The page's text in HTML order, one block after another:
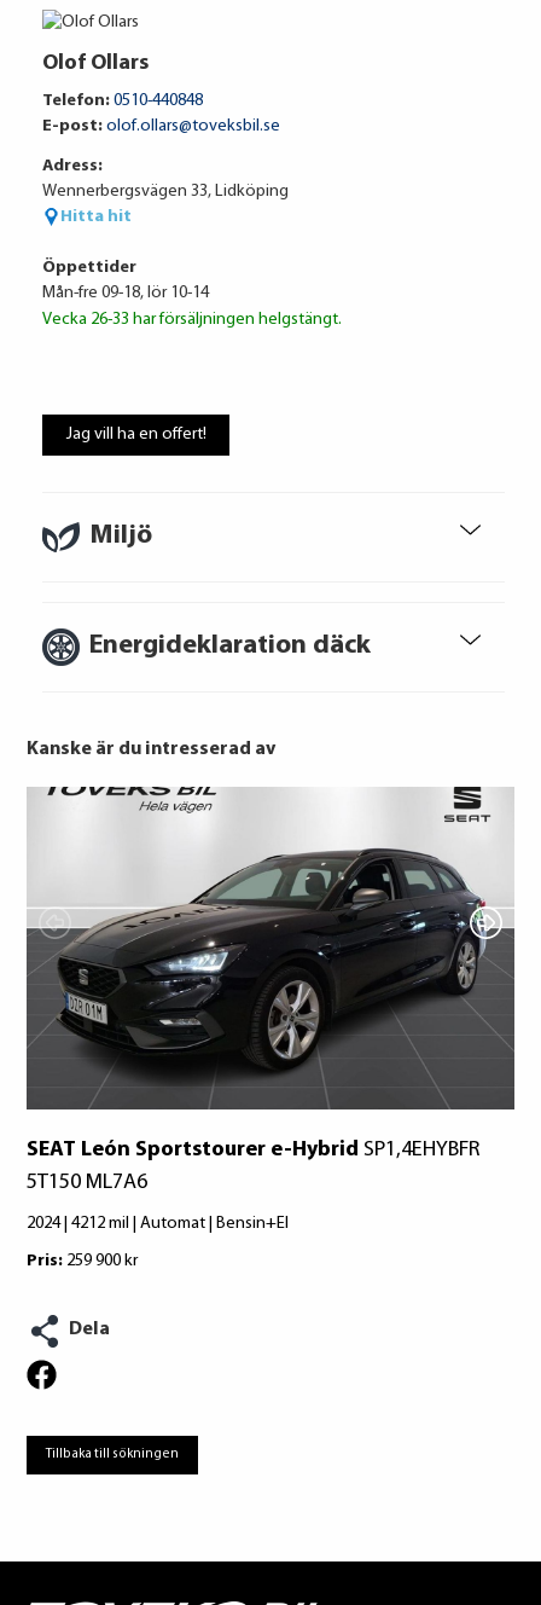
Miljö
Energideklaration däck
Bridgestone
Volkswagen Financial Services
Ränta
Det kan leda till svårigheter att få hyra
bostad, teckna abonnemang och få nya
lån. För stöd, vänd dig till budget- och
Konsumentuppgifter finns på
konsumentverket.se
Olof Ollars
Telefon: 0510-440848
E-post: olof.ollars@toveksbil.se
Adress:
Wennerbergsvägen 33, Lidköping
Hitta hit
Öppettider
Mån-fre 09-18, lör 10-14
Vecka 26-33 har försäljningen helgstängt.
Jag vill ha en offert!
Kanske är du intresserad av
SEAT León Sportstourer e-Hybrid SP1,4EHYBFR
5T150 ML7A6
2024 | 4212 mil | Automat | Bensin+El
Pris: 259 900 kr
Dela
Tillbaka till sökningen